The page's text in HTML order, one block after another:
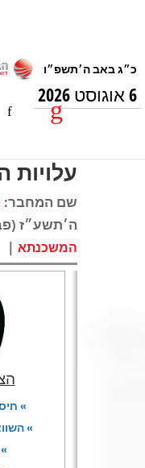
6 אוגוסט 2026
שם המחבר:
ה׳תשע״ז (פבר 1,
המשכנתא |
»
»